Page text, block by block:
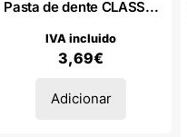
Pasta de dente CLASS...
3,69€
IVA incluido
Adicionar